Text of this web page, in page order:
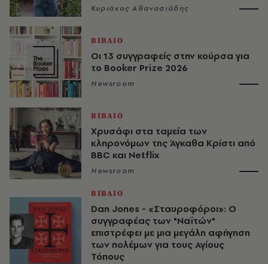
Κυριάκος Αθανασιάδης
ΒΙΒΛΙΟ
Oι 13 συγγραφείς στην κούρσα για
το Booker Prize 2026
Newsroom
ΒΙΒΛΙΟ
Χρυσάφι στα ταμεία των
κληρονόμων της Άγκαθα Κρίστι από
BBC και Netflix
Newsroom
ΒΙΒΛΙΟ
Dan Jones - «Σταυροφόροι»: Ο
συγγραφέας των "Ναϊτών"
επιστρέφει με μια μεγάλη αφήγηση
των πολέμων για τους Αγίους
Τόπους